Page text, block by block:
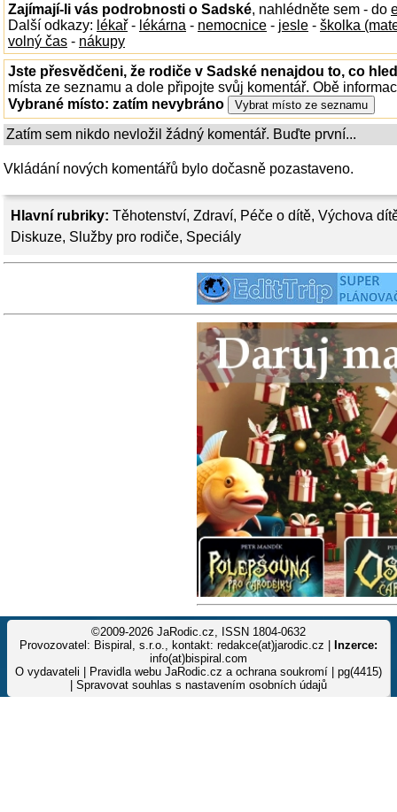
Hlavní rubriky: Těhotenství, Zdraví, Péče o dítě, Výchova
Diskuze, Služby pro rodiče, Speciály
Zajímají-li vás podrobnosti o Sadské, nahlédněte sem - do
Další odkazy: lékař - lékárna - nemocnice - jesle - školka
volný čas - nákupy
Jste přesvědčeni, že rodiče v Sadské nenajdou to, co
místa ze seznamu a dole připojte svůj komentář. Obě
Vybrané místo: zatím nevybráno
Zatím sem nikdo nevložil žádný komentář. Buďte první...
Vkládání nových komentářů bylo dočasně pozastaveno.
©2009-2026 JaRodic.cz, ISSN 1804-0632
Provozovatel: Bispiral, s.r.o., kontakt: redakce(at)jarodic.cz |
Inzerce:
info(at)bispiral.com
O vydavateli
Pravidla webu JaRodic.cz a ochrana soukromí | pg(4415)
Spravovat souhlas s nastavením osobních údajů